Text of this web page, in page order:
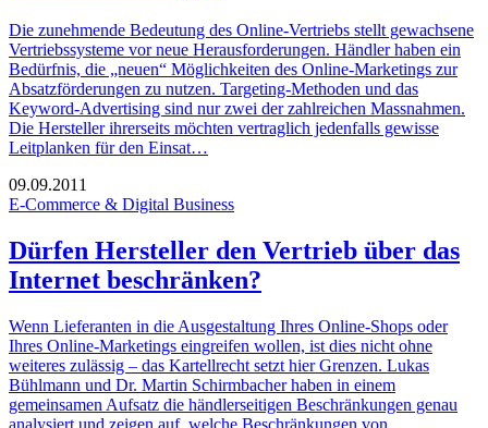
Die zunehmende Bedeutung des Online-Vertriebs stellt gewachsene
Vertriebssysteme vor neue Herausforderungen. Händler haben ein
Bedürfnis, die „neuen“ Möglichkeiten des Online-Marketings zur
Absatzförderungen zu nutzen. Targeting-Methoden und das
Keyword-Advertising sind nur zwei der zahlreichen Massnahmen.
Die Hersteller ihrerseits möchten vertraglich jedenfalls gewisse
Leitplanken für den Einsat…
09.09.2011
E-Commerce & Digital Business
Dürfen Hersteller den Vertrieb über das
Internet beschränken?
Wenn Lieferanten in die Ausgestaltung Ihres Online-Shops oder
Ihres Online-Marketings eingreifen wollen, ist dies nicht ohne
weiteres zulässig – das Kartellrecht setzt hier Grenzen. Lukas
Bühlmann und Dr. Martin Schirmbacher haben in einem
gemeinsamen Aufsatz die händlerseitigen Beschränkungen genau
analysiert und zeigen auf, welche Beschränkungen von